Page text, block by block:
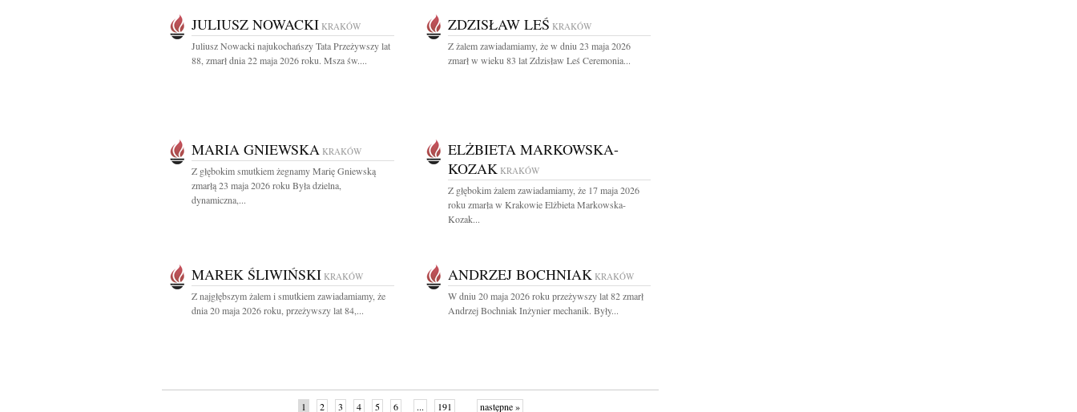
JULIUSZ NOWACKI KRAKÓW
Juliusz Nowacki najukochańszy Tata Przeżywszy lat
88, zmarł dnia 22 maja 2026 roku. Msza św....
ZDZISŁAW LEŚ KRAKÓW
Z żalem zawiadamiamy, że w dniu 23 maja 2026
zmarł w wieku 83 lat Zdzisław Leś Ceremonia...
MARIA GNIEWSKA KRAKÓW
Z głębokim smutkiem żegnamy Marię Gniewską
zmarłą 23 maja 2026 roku Była dzielna,
dynamiczna,...
ELŻBIETA MARKOWSKA-
KOZAK KRAKÓW
Z głębokim żalem zawiadamiamy, że 17 maja 2026
roku zmarła w Krakowie Elżbieta Markowska-
Kozak...
MAREK ŚLIWIŃSKI KRAKÓW
Z najgłębszym żalem i smutkiem zawiadamiamy, że
dnia 20 maja 2026 roku, przeżywszy lat 84,...
ANDRZEJ BOCHNIAK KRAKÓW
W dniu 20 maja 2026 roku przeżywszy lat 82 zmarł
Andrzej Bochniak Inżynier mechanik. Były...
1 2 3 4 5 6 ... 191 następne »